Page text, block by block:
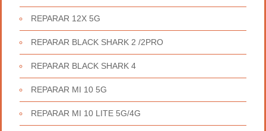
REPARAR 12X 5G
REPARAR BLACK SHARK 2 /2PRO
REPARAR BLACK SHARK 4
REPARAR MI 10 5G
REPARAR MI 10 LITE 5G/4G